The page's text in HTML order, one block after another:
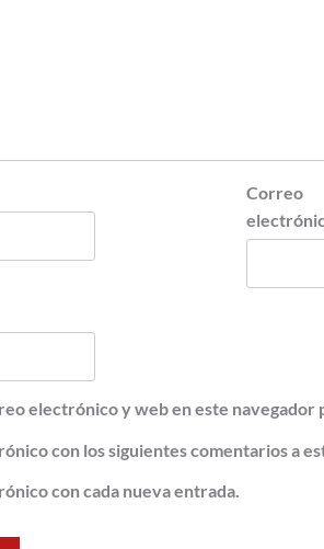
Correo
electrónico y web en este navegador
con los siguientes comentarios a
con cada nueva entrada.